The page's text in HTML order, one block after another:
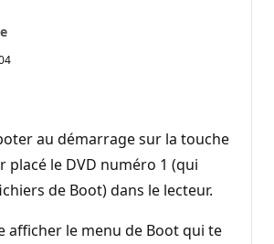
au démarrage sur la touche
placé le DVD numéro 1 (qui
de Boot) dans le lecteur.
afficher le menu de Boot qui te